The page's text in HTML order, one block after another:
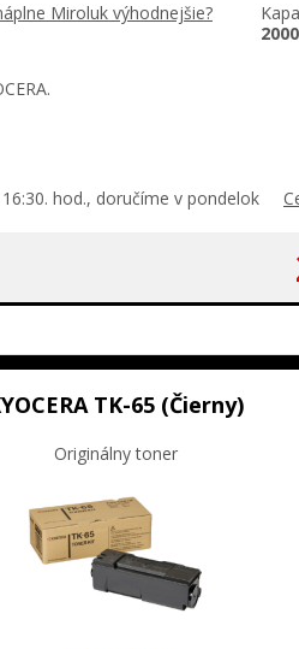
Miroluk výhodnejšie?
hod., doručíme v pondelok
TK-65 (Čierny)
Originálny toner